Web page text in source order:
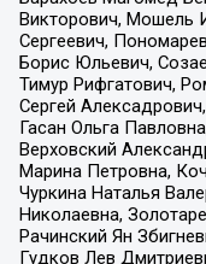
Викторович, Мошель
Сергеевич,
Борис Юльевич,
Тимур Рифгатович,
Сергей
Гасан Ольга
Верховский
Марина Петровна,
Чуркина Наталья
Николаевна,
Рачинский Ян
Гудков Лев